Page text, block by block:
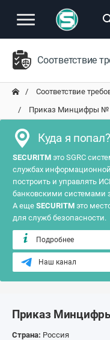
Соответствие
Соответствие
Приказ Минцифры №
Куда я попал?
SECURITM это SGRC
службах
построить и управлять
банковскими системами
А еще SECURITM это
для служб безопасности.
Подробнее
Наш канал
Приказ
Страна: Россия